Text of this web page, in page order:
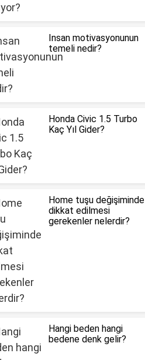
Insan motivasyonunun
temeli nedir?
Honda Civic 1.5 Turbo
Kaç Yıl Gider?
Home tuşu değişiminde
dikkat edilmesi
gerekenler nelerdir?
Hangi beden hangi
bedene denk gelir?